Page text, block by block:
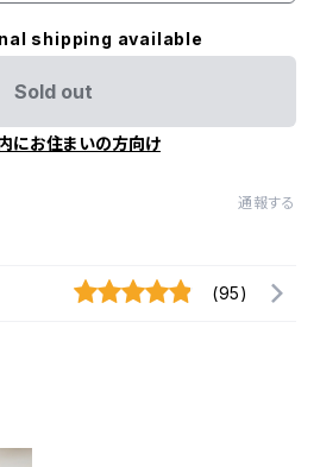
shipping available
Sold out
にお住まいの方向け
通報する
(95)